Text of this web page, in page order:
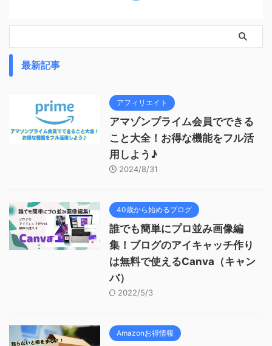
最新記事
アフィリエイト
アマゾンプライム会員でできる
こと大全！お得な機能をフル活
用しよう♪
2024/8/31
40歳から始めるブログ
誰でも簡単にプロ並み画像編
集！ブログのアイキャッチ作り
は無料で使えるCanva（キャン
バ）
2022/5/3
Amazonお得情報